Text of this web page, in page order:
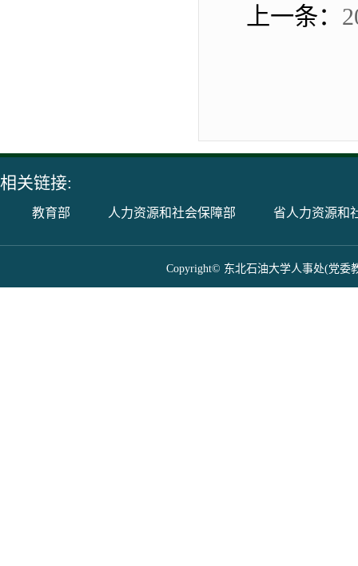
上一条：
相关链接:
教育部 人力资源和社会保障部 省人力资源和
Copyright© 东北石油大学人事处(党委教师工作部) 黑